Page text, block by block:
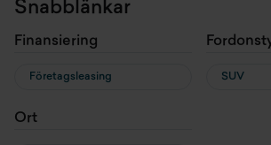
Snabblänkar
Finansiering
Företagsleasing SUV
Ort